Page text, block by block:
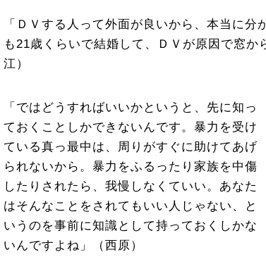
「ＤＶする人って外面が良いから、本当に
も21歳くらいで結婚して、ＤＶが原因で窓か
江）
「ではどうすればいいかというと、先に知っ
ておくことしかできないんです。暴力を受け
ている真っ最中は、周りがすぐに助けてあげ
られないから。暴力をふるったり家族を中傷
したりされたら、我慢しなくていい。あなた
はそんなことをされてもいい人じゃない、と
いうのを事前に知識として持っておくしかな
いんですよね」（西原）